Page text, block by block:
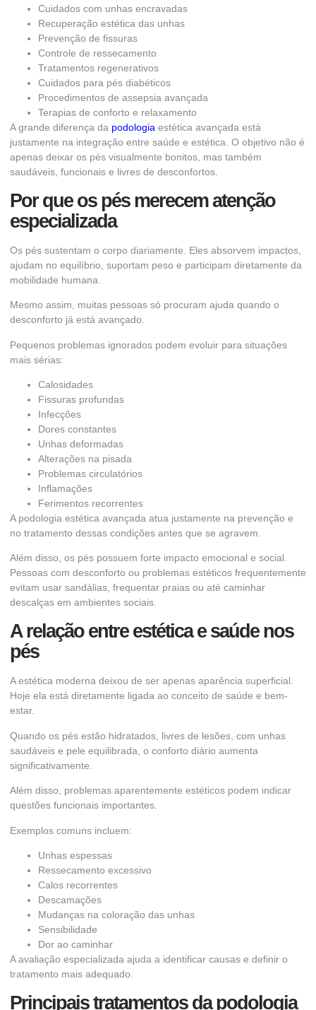
Cuidados com unhas encravadas
Recuperação estética das unhas
Prevenção de fissuras
Controle de ressecamento
Tratamentos regenerativos
Cuidados para pés diabéticos
Procedimentos de assepsia avançada
Terapias de conforto e relaxamento
A grande diferença da podologia estética avançada está
justamente na integração entre saúde e estética. O objetivo não é
apenas deixar os pés visualmente bonitos, mas também
saudáveis, funcionais e livres de desconfortos.
Por que os pés merecem atenção
especializada
Os pés sustentam o corpo diariamente. Eles absorvem impactos,
ajudam no equilíbrio, suportam peso e participam diretamente da
mobilidade humana.
Mesmo assim, muitas pessoas só procuram ajuda quando o
desconforto já está avançado.
Pequenos problemas ignorados podem evoluir para situações
mais sérias:
Calosidades
Fissuras profundas
Infecções
Dores constantes
Unhas deformadas
Alterações na pisada
Problemas circulatórios
Inflamações
Ferimentos recorrentes
A podologia estética avançada atua justamente na prevenção e
no tratamento dessas condições antes que se agravem.
Além disso, os pés possuem forte impacto emocional e social.
Pessoas com desconforto ou problemas estéticos frequentemente
evitam usar sandálias, frequentar praias ou até caminhar
descalças em ambientes sociais.
A relação entre estética e saúde nos
pés
A estética moderna deixou de ser apenas aparência superficial.
Hoje ela está diretamente ligada ao conceito de saúde e bem-
estar.
Quando os pés estão hidratados, livres de lesões, com unhas
saudáveis e pele equilibrada, o conforto diário aumenta
significativamente.
Além disso, problemas aparentemente estéticos podem indicar
questões funcionais importantes.
Exemplos comuns incluem:
Unhas espessas
Ressecamento excessivo
Calos recorrentes
Descamações
Mudanças na coloração das unhas
Sensibilidade
Dor ao caminhar
A avaliação especializada ajuda a identificar causas e definir o
tratamento mais adequado.
Principais tratamentos da podologia